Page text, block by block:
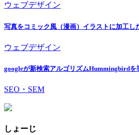
ウェブデザイン
写真をコミック風（漫画）イラストに加工し
ウェブデザイン
googleが新検索アルゴリズムHummingbirdを
SEO・SEM
しょーじ